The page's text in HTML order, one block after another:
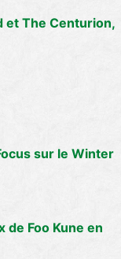
et The Centurion,
sur le Winter
de Foo Kune en